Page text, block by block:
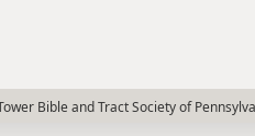
Bible and Tract Society of